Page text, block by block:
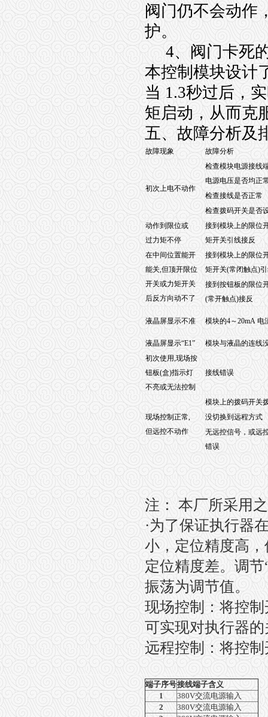
阀门仍不会动作
护。
4、阀门卡死
本控制模块设计
当 1.3秒过后，
矩启动，从而克
五、故障分析及
故障现象 故障分析
初次上电不动作
检查模块电源接线
电源电压是否均正
检查接线是否正常
检查拨码开关是否
动作到限位或
过力矩不停
接到模块上的限位
矩开关引线接反
在中间位置能开
能关,但顶开限位
开关或力矩开关
后反方向动不了
接到模块上的限位
矩开关(常闭触点)
接到按钮板的限位
(常开触点)接反
液晶屏显示不准 模块的4～20mA 电
液晶屏显示“E1”
模块与液晶的连线
初次使用,现场按
钮板(盒)指示灯
不亮或无法控制
接线错误
现场控制正常,
但远控不动作
模块上的拨码开关
没切换到远程方式
无远控信号，或远
错误
注： 本厂所采用
·为了保证执行器
小，定位精度高
定位精度差。调节
振荡为调节值。
现场控制：将控
可实现对执行器
远程控制：将控
端子序号接线端子含义
1
380V交流电源输入
2
380V交流电源输入